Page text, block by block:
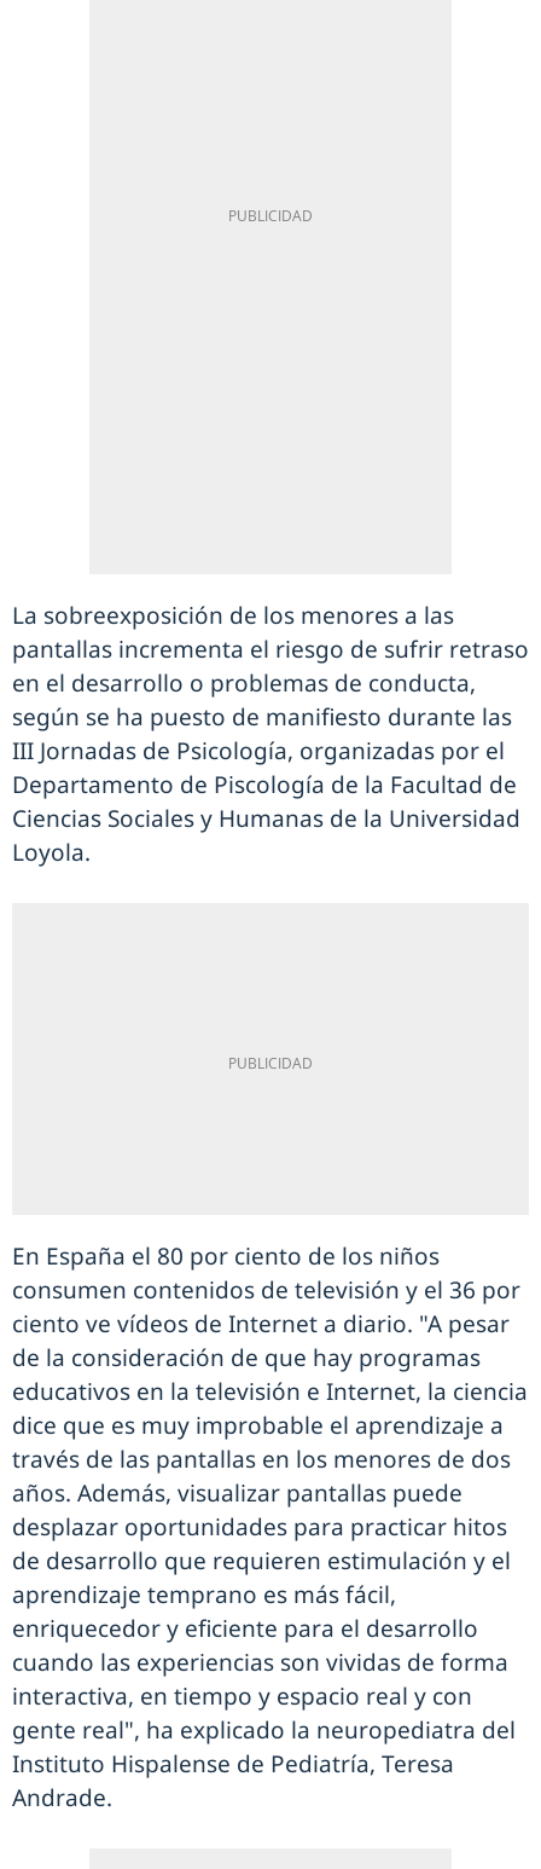
La sobreexposición de los menores a las
pantallas incrementa el riesgo de sufrir retraso
en el desarrollo o problemas de conducta,
según se ha puesto de manifiesto durante las
III Jornadas de Psicología, organizadas por el
Departamento de Piscología de la Facultad de
Ciencias Sociales y Humanas de la Universidad
Loyola.
En España el 80 por ciento de los niños
consumen contenidos de televisión y el 36 por
ciento ve vídeos de Internet a diario. "A pesar
de la consideración de que hay programas
educativos en la televisión e Internet, la ciencia
dice que es muy improbable el aprendizaje a
través de las pantallas en los menores de dos
años. Además, visualizar pantallas puede
desplazar oportunidades para practicar hitos
de desarrollo que requieren estimulación y el
aprendizaje temprano es más fácil,
enriquecedor y eficiente para el desarrollo
cuando las experiencias son vividas de forma
interactiva, en tiempo y espacio real y con
gente real", ha explicado la neuropediatra del
Instituto Hispalense de Pediatría, Teresa
Andrade.